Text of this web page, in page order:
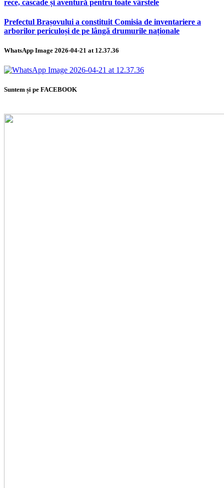
rece, cascade și aventură pentru toate vârstele
Prefectul Brașovului a constituit Comisia de inventariere a
arborilor periculoși de pe lângă drumurile naționale
WhatsApp Image 2026-04-21 at 12.37.36
Suntem și pe FACEBOOK